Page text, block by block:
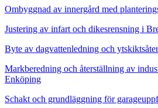
Ombyggnad av innergård med
Justering av infart och dikesrensning i
Byte av dagvattenledning och
Markberedning och återställning av
Enköping
Schakt och grundläggning för